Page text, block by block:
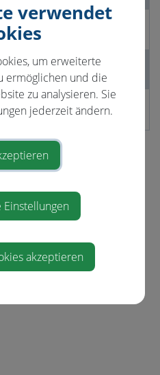
verwendet
um erweiterte
ermöglichen und die
zu analysieren. Sie
jederzeit ändern.
akzeptieren